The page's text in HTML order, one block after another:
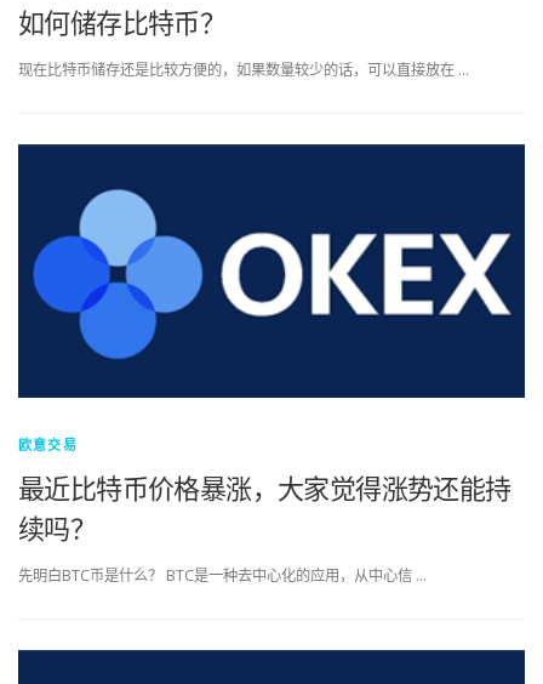
如何储存比特币？
现在比特币储存还是比较方便的，如果数量较少的话，可以直接放在 …
欧意交易
最近比特币价格暴涨，大家觉得涨势还能持
续吗？
先明白BTC币是什么？ BTC是一种去中心化的应用，从中心信 …